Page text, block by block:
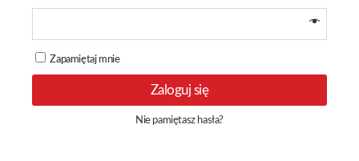
Zapamiętaj mnie
Zaloguj się
Nie pamiętasz hasła?